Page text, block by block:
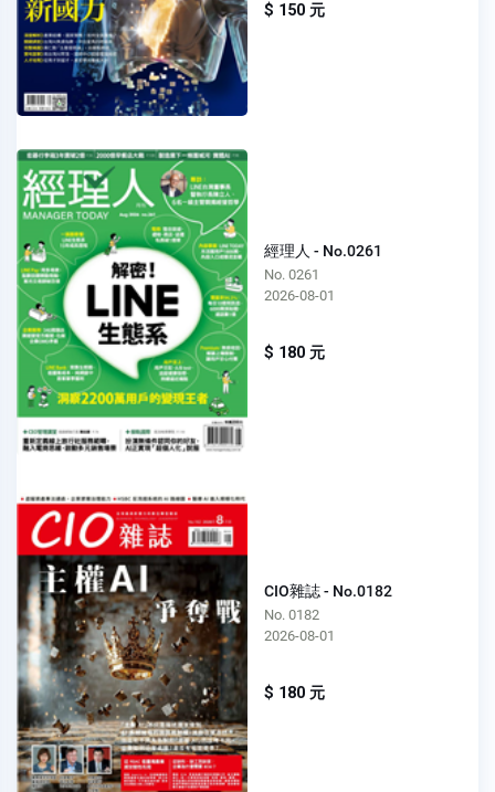
$ 150 元
經理人 - No.0261
No. 0261
2026-08-01
$ 180 元
CIO雜誌 - No.0182
No. 0182
2026-08-01
$ 180 元